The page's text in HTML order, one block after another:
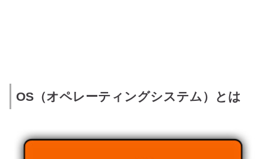
OS（オペレーティングシステム）とは